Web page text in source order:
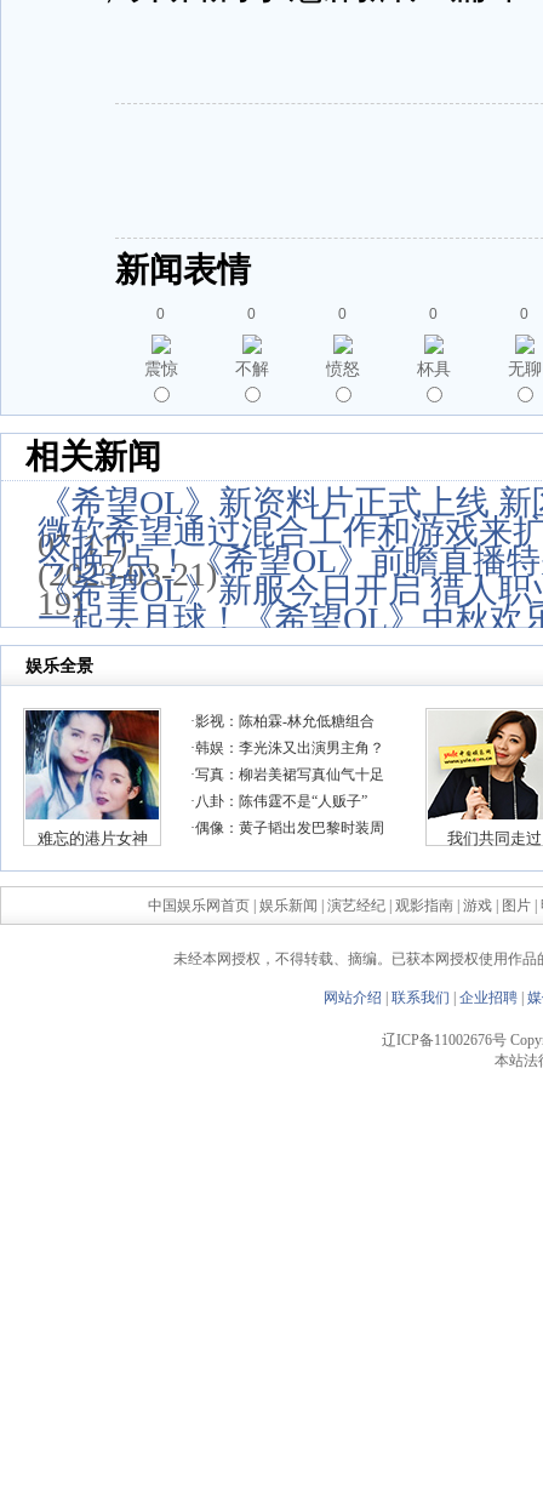
新闻表情
0
震惊
0
不解
0
愤怒
0
杯具
0
无聊
相关新闻
《希望OL》新资料片正式上线
07-11)
微软希望通过混合工作和游戏来
(2023-03-21)
今晚7点！《希望OL》前瞻直播
19)
《希望OL》新服今日开启 猎人
一起去月球！《希望OL》中秋欢
中国娱乐网首页| 娱乐新闻 演艺经纪| 观影指南| 游戏| 图片|
未经本网授权，不得转载、摘编。已获本网授权使用作
网站介绍 联系我们 企业招聘
辽ICP备11002676号
本站法